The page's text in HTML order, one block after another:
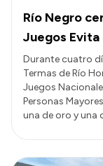
Río Negro
Juegos Evita
Durante cuatro
Termas de Río
Juegos
Personas
una de oro y una